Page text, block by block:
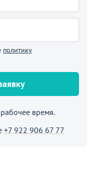
политику
время.
+7 922 906 67 77